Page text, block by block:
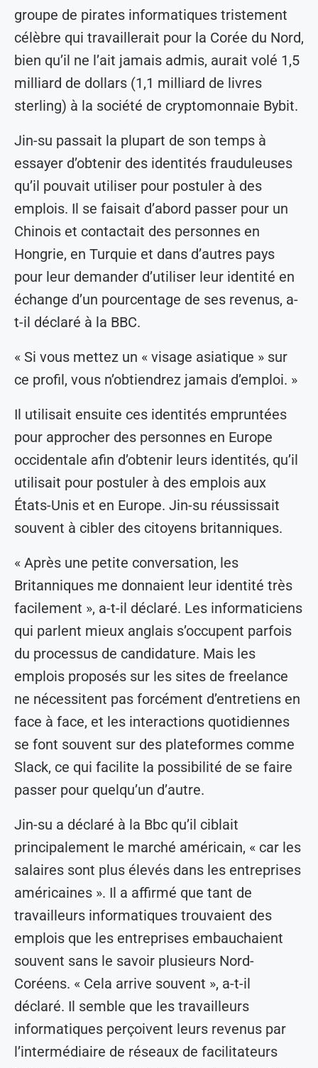
groupe de pirates informatiques tristement
célèbre qui travaillerait pour la Corée du Nord,
bien qu’il ne l’ait jamais admis, aurait volé 1,5
milliard de dollars (1,1 milliard de livres
sterling) à la société de cryptomonnaie Bybit.
Jin-su passait la plupart de son temps à
essayer d’obtenir des identités frauduleuses
qu’il pouvait utiliser pour postuler à des
emplois. Il se faisait d’abord passer pour un
Chinois et contactait des personnes en
Hongrie, en Turquie et dans d’autres pays
pour leur demander d’utiliser leur identité en
échange d’un pourcentage de ses revenus, a-
t-il déclaré à la BBC.
« Si vous mettez un « visage asiatique » sur
ce profil, vous n’obtiendrez jamais d’emploi. »
Il utilisait ensuite ces identités empruntées
pour approcher des personnes en Europe
occidentale afin d’obtenir leurs identités, qu’il
utilisait pour postuler à des emplois aux
États-Unis et en Europe. Jin-su réussissait
souvent à cibler des citoyens britanniques.
« Après une petite conversation, les
Britanniques me donnaient leur identité très
facilement », a-t-il déclaré. Les informaticiens
qui parlent mieux anglais s’occupent parfois
du processus de candidature. Mais les
emplois proposés sur les sites de freelance
ne nécessitent pas forcément d’entretiens en
face à face, et les interactions quotidiennes
se font souvent sur des plateformes comme
Slack, ce qui facilite la possibilité de se faire
passer pour quelqu’un d’autre.
Jin-su a déclaré à la Bbc qu’il ciblait
principalement le marché américain, « car les
salaires sont plus élevés dans les entreprises
américaines ». Il a affirmé que tant de
travailleurs informatiques trouvaient des
emplois que les entreprises embauchaient
souvent sans le savoir plusieurs Nord-
Coréens. « Cela arrive souvent », a-t-il
déclaré. Il semble que les travailleurs
informatiques perçoivent leurs revenus par
l’intermédiaire de réseaux de facilitateurs